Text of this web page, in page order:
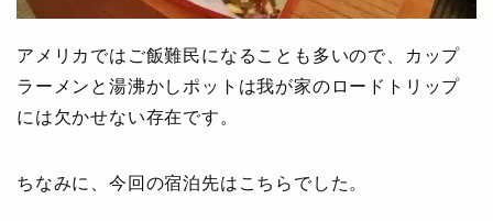
アメリカではご飯難民になることも多いので、カップ
ラーメンと湯沸かしポットは我が家のロードトリップ
には欠かせない存在です。
ちなみに、今回の宿泊先はこちらでした。